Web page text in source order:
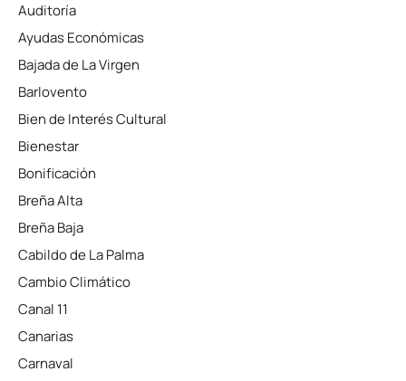
Auditoría
Ayudas Económicas
Bajada de La Virgen
Barlovento
Bien de Interés Cultural
Bienestar
Bonificación
Breña Alta
Breña Baja
Cabildo de La Palma
Cambio Climático
Canal 11
Canarias
Carnaval